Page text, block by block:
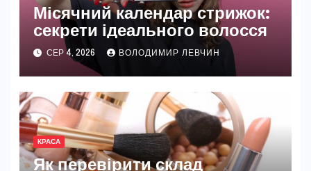
Місячний календар стрижок:
секрети ідеального волосся
СЕР 4, 2026 ВОЛОДИМИР ЛЕВЧИН
КРАСА
Як перевірити склад